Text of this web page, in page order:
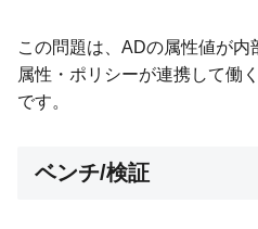
この問題は、ADの属性値が
属性・ポリシーが連携して働
です。
ベンチ/検証